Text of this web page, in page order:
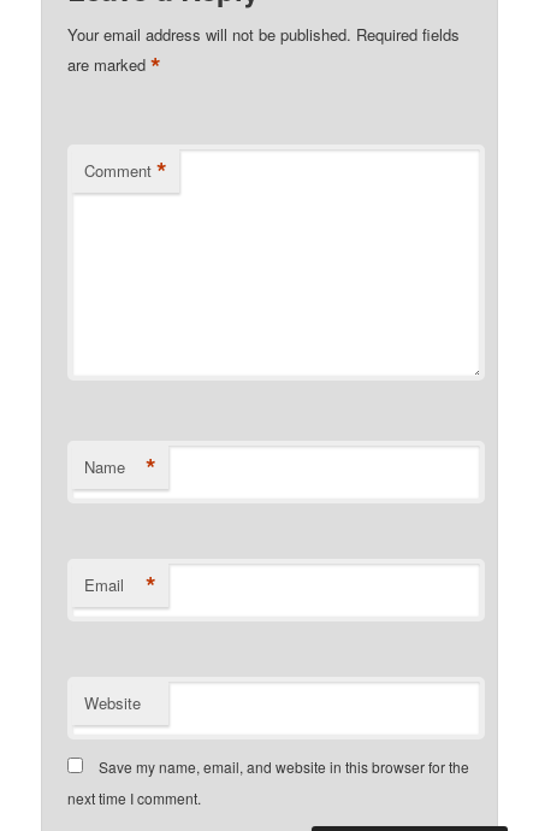
Your email address will not be published. Required fields
are marked*
Comment *
Name *
Email *
Website
Save my name, email, and website in this browser for the
next time I comment.